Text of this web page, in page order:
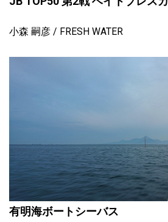
小森 嗣彦 FRESH WATER
有明海ボートシーバス